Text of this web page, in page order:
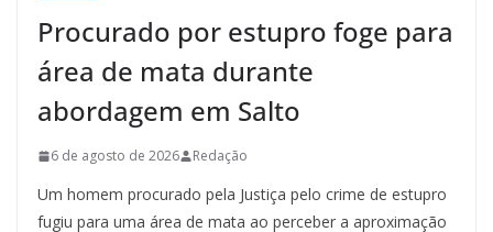
Procurado por estupro foge para
área de mata durante
abordagem em Salto
6 de agosto de 2026 Redação
Um homem procurado pela Justiça pelo crime de estupro
fugiu para uma área de mata ao perceber a aproximação